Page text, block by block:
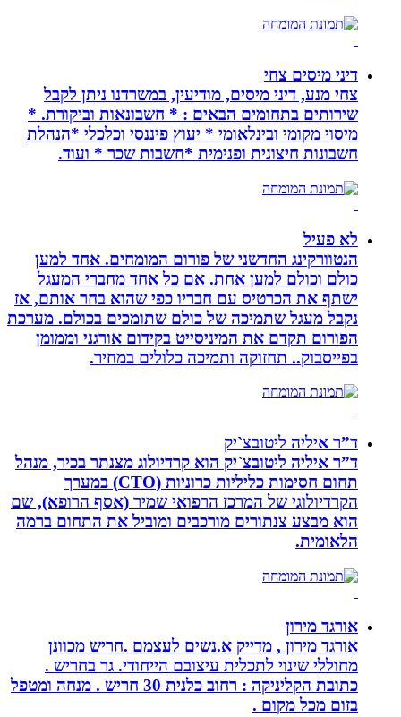
דיני מיסים צחי
צחי מנע, דיני מיסים, מודיעין, במשרדנו ניתן לקבל
שירותים בתחומים הבאים : * חשבונאות וביקורת. *
מיסוי מקומי ובינלאומי * יעוץ פיננסי וכלכלי *הנהלת
חשבונות חיצונית ופנימית *חשבות שכר * ועוד.
לא פעיל
הנטוורקינג החדשני של פורום המומחים. אחד למען
כולם וכולם למען אחת. אם כל אחד מחברי המעגל
ישתף את הכרטיס עם חבריו כפי שהוא בחר אותם, אז
נקבל מעגל שתמיכה של כולם שתומכים בכולם. מערכת
הפורום תקדם את המיניסייט בקידום אורגני וממומן
בפייסבוק.. תחזוקה ותמיכה כלולים במחיר.
ד”ר איליה ליטובצ`יק
ד”ר איליה ליטובצ`יק הוא קרדיולוג מצנתר בכיר, מנהל
תחום חסימות כליליות כרוניות (CTO) במערך
הקרדיולוגי של המרכז הרפואי שמיר (אסף הרופא), שם
הוא מבצע צנתורים מורכבים ומוביל את התחום ברמה
הלאומית.
אורגד מירון
אורגד מירון , מדייק א.נשים לעצמם .חריש מכוונן
מחוללי שינוי לתכלית עיצובם הייחודי. גר בחריש .
כתובת הקליניקה : רחוב כלנית 30 חריש . מנחה ומטפל
בזום מכל מקום .